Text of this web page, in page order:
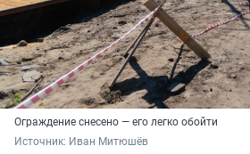
Ограждение снесено — его легко обойти
Источник: Иван Митюшёв